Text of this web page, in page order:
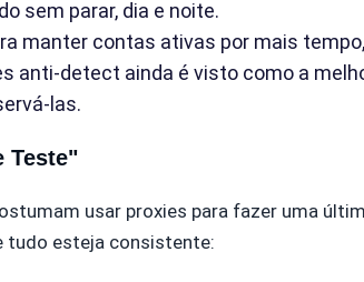
sem parar, dia e noite.
manter contas ativas por mais
anti-detect ainda é visto como a
las.
Teste"
usar proxies para fazer uma
tudo esteja consistente: